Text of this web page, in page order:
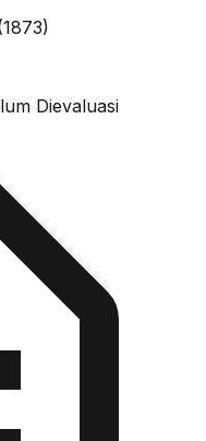
1873)
Dievaluasi